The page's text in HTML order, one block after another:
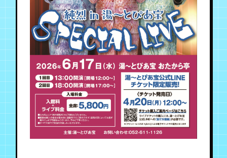
チケット
TICKET
お知らせ
FC NEWS
ムービー
MOVIE